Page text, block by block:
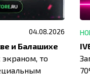
04.08.2026
и Балашихе
то